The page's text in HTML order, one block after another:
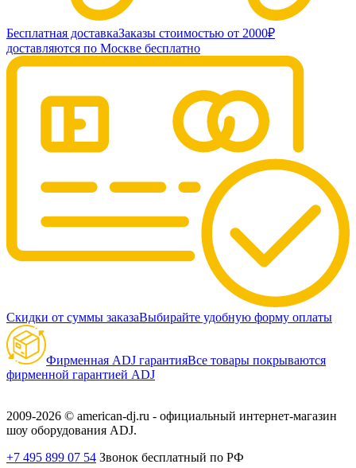
Бесплатная доставкаЗаказы стоимостью от 2000₽
доставляются по Москве бесплатно
Скидки от суммы заказаВыбирайте удобную форму оплаты
Фирменная ADJ гарантияВсе товары покрываются
фирменной гарантией ADJ
2009-2026 © american-dj.ru - официальный интернет-магазин
шоу оборудования ADJ.
+7 495 899 07 54 Звонок бесплатный по РФ